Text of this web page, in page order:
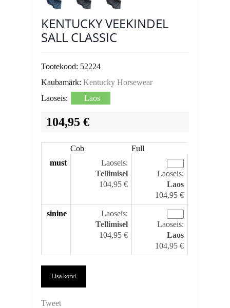
KENTUCKY VEEKINDEL
SALL CLASSIC
Tootekood: 52224
Kaubamärk: Kentucky Horsewear
Laoseis:
Laos
104,95 €
Cob
Full
must
Laoseis:
Tellimisel
104,95 €
Laoseis:
Laos
104,95 €
sinine
Laoseis:
Tellimisel
104,95 €
Laoseis:
Laos
104,95 €
Lisa korvi
Tweet